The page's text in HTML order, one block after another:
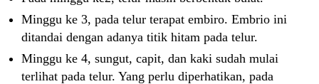
Minggu ke 3, pada telur terapat embiro. Embrio ini
ditandai dengan adanya titik hitam pada telur.
Minggu ke 4, sungut, capit, dan kaki sudah mulai
terlihat pada telur. Yang perlu diperhatikan, pada